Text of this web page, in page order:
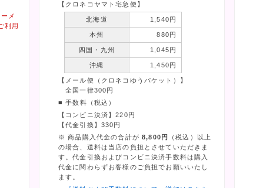
メ
利用
【クロネコヤマト宅急便】
北海道 1,540円
本州 880円
四国・九州 1,045円
沖縄 1,450円
【メール便（クロネコゆうパケット）】
全国一律300円
■ 手数料（税込）
【コンビニ決済】220円
【代金引換】330円
※ 商品購入代金の合計が 8,800円
（税込）以上
の場合、送料は当店の負担とさせていただきま
す。代金引換およびコンビニ決済手数料は購入
代金に関わらずお客様のご負担でお願いいたし
ます。